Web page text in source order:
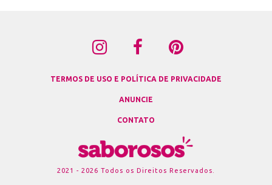
TERMOS DE USO E POLÍTICA DE PRIVACIDADE
ANUNCIE
CONTATO
2021 - 2026 Todos os Direitos Reservados.